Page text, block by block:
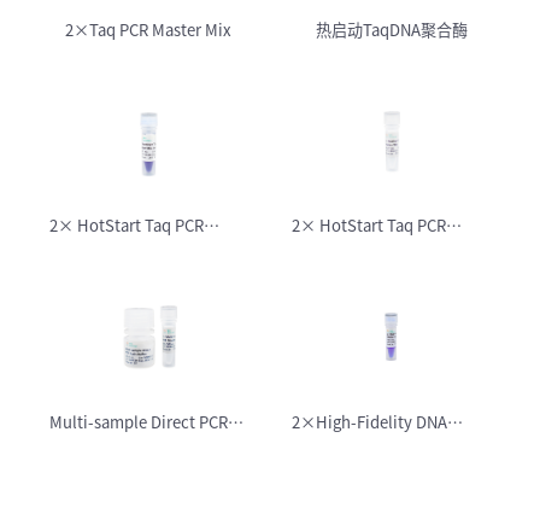
2×Taq PCR Master Mix 热启动TaqDNA聚合酶
2× HotStart Taq PCR
2× HotStart Taq PCR
Multi-sample Direct PCR
2×High-Fidelity DNA